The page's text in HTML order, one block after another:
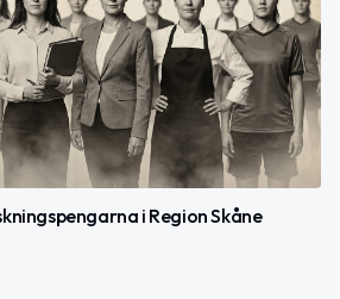
i Region Skåne